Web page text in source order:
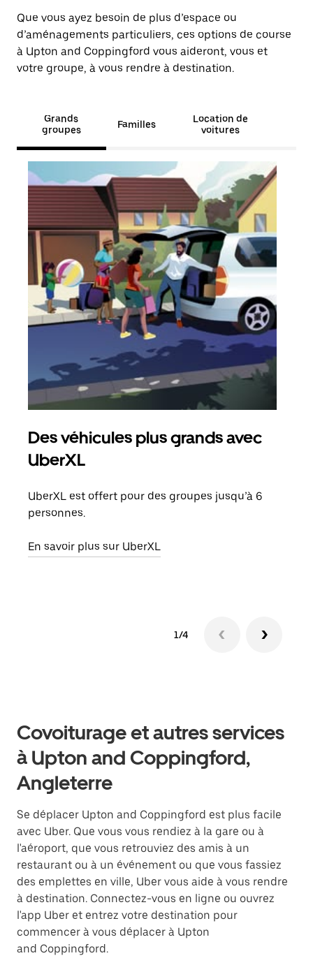
Que vous ayez besoin de plus d’espace ou
d’aménagements particuliers, ces options de course
à Upton and Coppingford vous aideront, vous et
votre groupe, à vous rendre à destination.
Grands
groupes
Familles
Location de
voitures
Des véhicules plus grands avec
UberXL
UberXL est offert pour des groupes jusqu’à 6
personnes.
En savoir plus sur UberXL
1/4
Covoiturage et autres services
à Upton and Coppingford,
Angleterre
Se déplacer Upton and Coppingford est plus facile
avec Uber. Que vous vous rendiez à la gare ou à
l'aéroport, que vous retrouviez des amis à un
restaurant ou à un événement ou que vous fassiez
des emplettes en ville, Uber vous aide à vous rendre
à destination. Connectez-vous en ligne ou ouvrez
l'app Uber et entrez votre destination pour
commencer à vous déplacer à Upton
and Coppingford.